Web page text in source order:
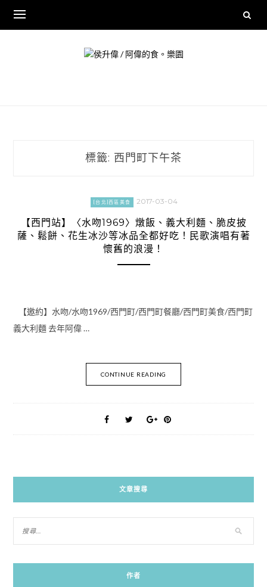
content
標籤: 西門町下午茶
[台北]西區美食 2017-03-04
【西門站】〈水吻1969〉燉飯、義大利麵、脆皮披
薩、鬆餅、花生冰沙等冰品全都好吃！民歌演唱有著
懷舊的浪漫！
【邀約】水吻/水吻1969/西門町/西門町餐廳/西門町美食/西門町
義大利麵 去年阿偉 …
CONTINUE READING
文章搜尋
作者